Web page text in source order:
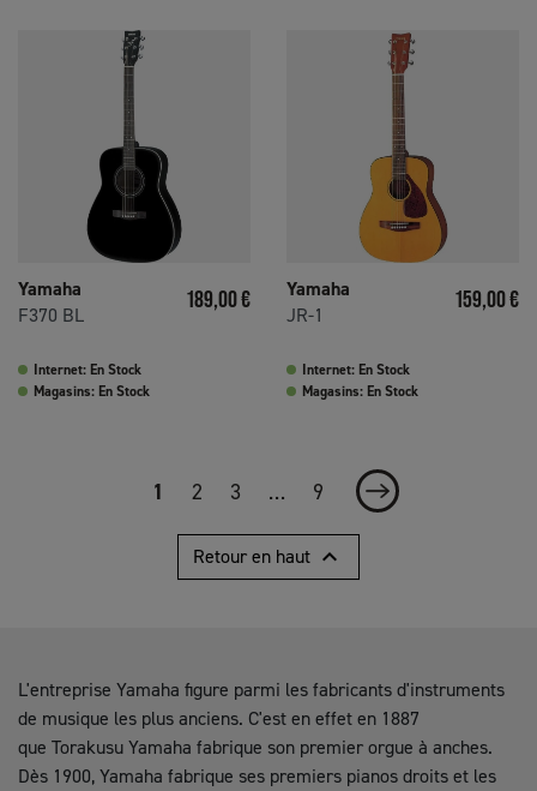
Yamaha
F370 BL
Prix
189,00 €
Internet: En Stock
Magasins: En Stock
Yamaha
JR-1
Prix
159,00 €
Internet: En Stock
Magasins: En Stock
1 2 3 … 9 Suivant
Retour en haut 
L'entreprise Yamaha figure parmi les fabricants d'instruments
de musique les plus anciens. C'est en effet en 1887
que Torakusu Yamaha fabrique son premier orgue à anches.
Dès 1900, Yamaha fabrique ses premiers pianos droits et les